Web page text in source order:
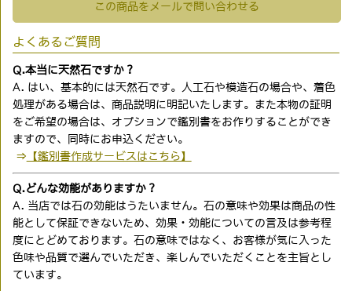
この商品をメールで問い合わせる
よくあるご質問
Q.本当に天然石ですか？
A. はい、基本的には天然石です。人工石や模造石の場合や、着色
処理がある場合は、商品説明に明記いたします。また本物の証明
をご希望の場合は、オプションで鑑別書をお作りすることができ
ますので、同時にお申込ください。
⇒ 【鑑別書作成サービスはこちら】
Q.どんな効能がありますか？
A. 当店では石の効能はうたいません。石の意味や効果は商品の性
能として保証できないため、効果・効能についての言及は参考程
度にとどめております。石の意味ではなく、お客様が気に入った
色味や品質で選んでいただき、楽しんでいただくことを主旨とし
ています。